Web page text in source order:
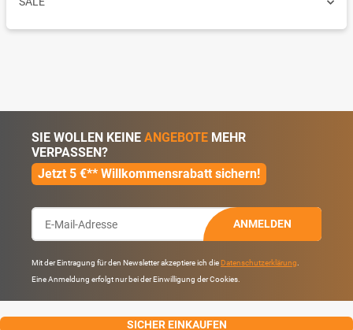
SIE WOLLEN KEINE ANGEBOTE MEHR
VERPASSEN?
Jetzt 5 €** Willkommensrabatt sichern!
ANMELDEN
Mit der Eintragung für den Newsletter akzeptiere ich die Datenschutzerklärung.
Eine Anmeldung erfolgt nur bei der Einwilligung der Cookies.
SICHER EINKAUFEN